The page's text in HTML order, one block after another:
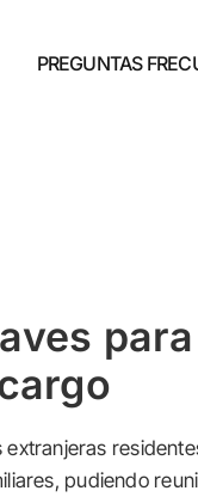
PREGUNTAS
para
pudiendo